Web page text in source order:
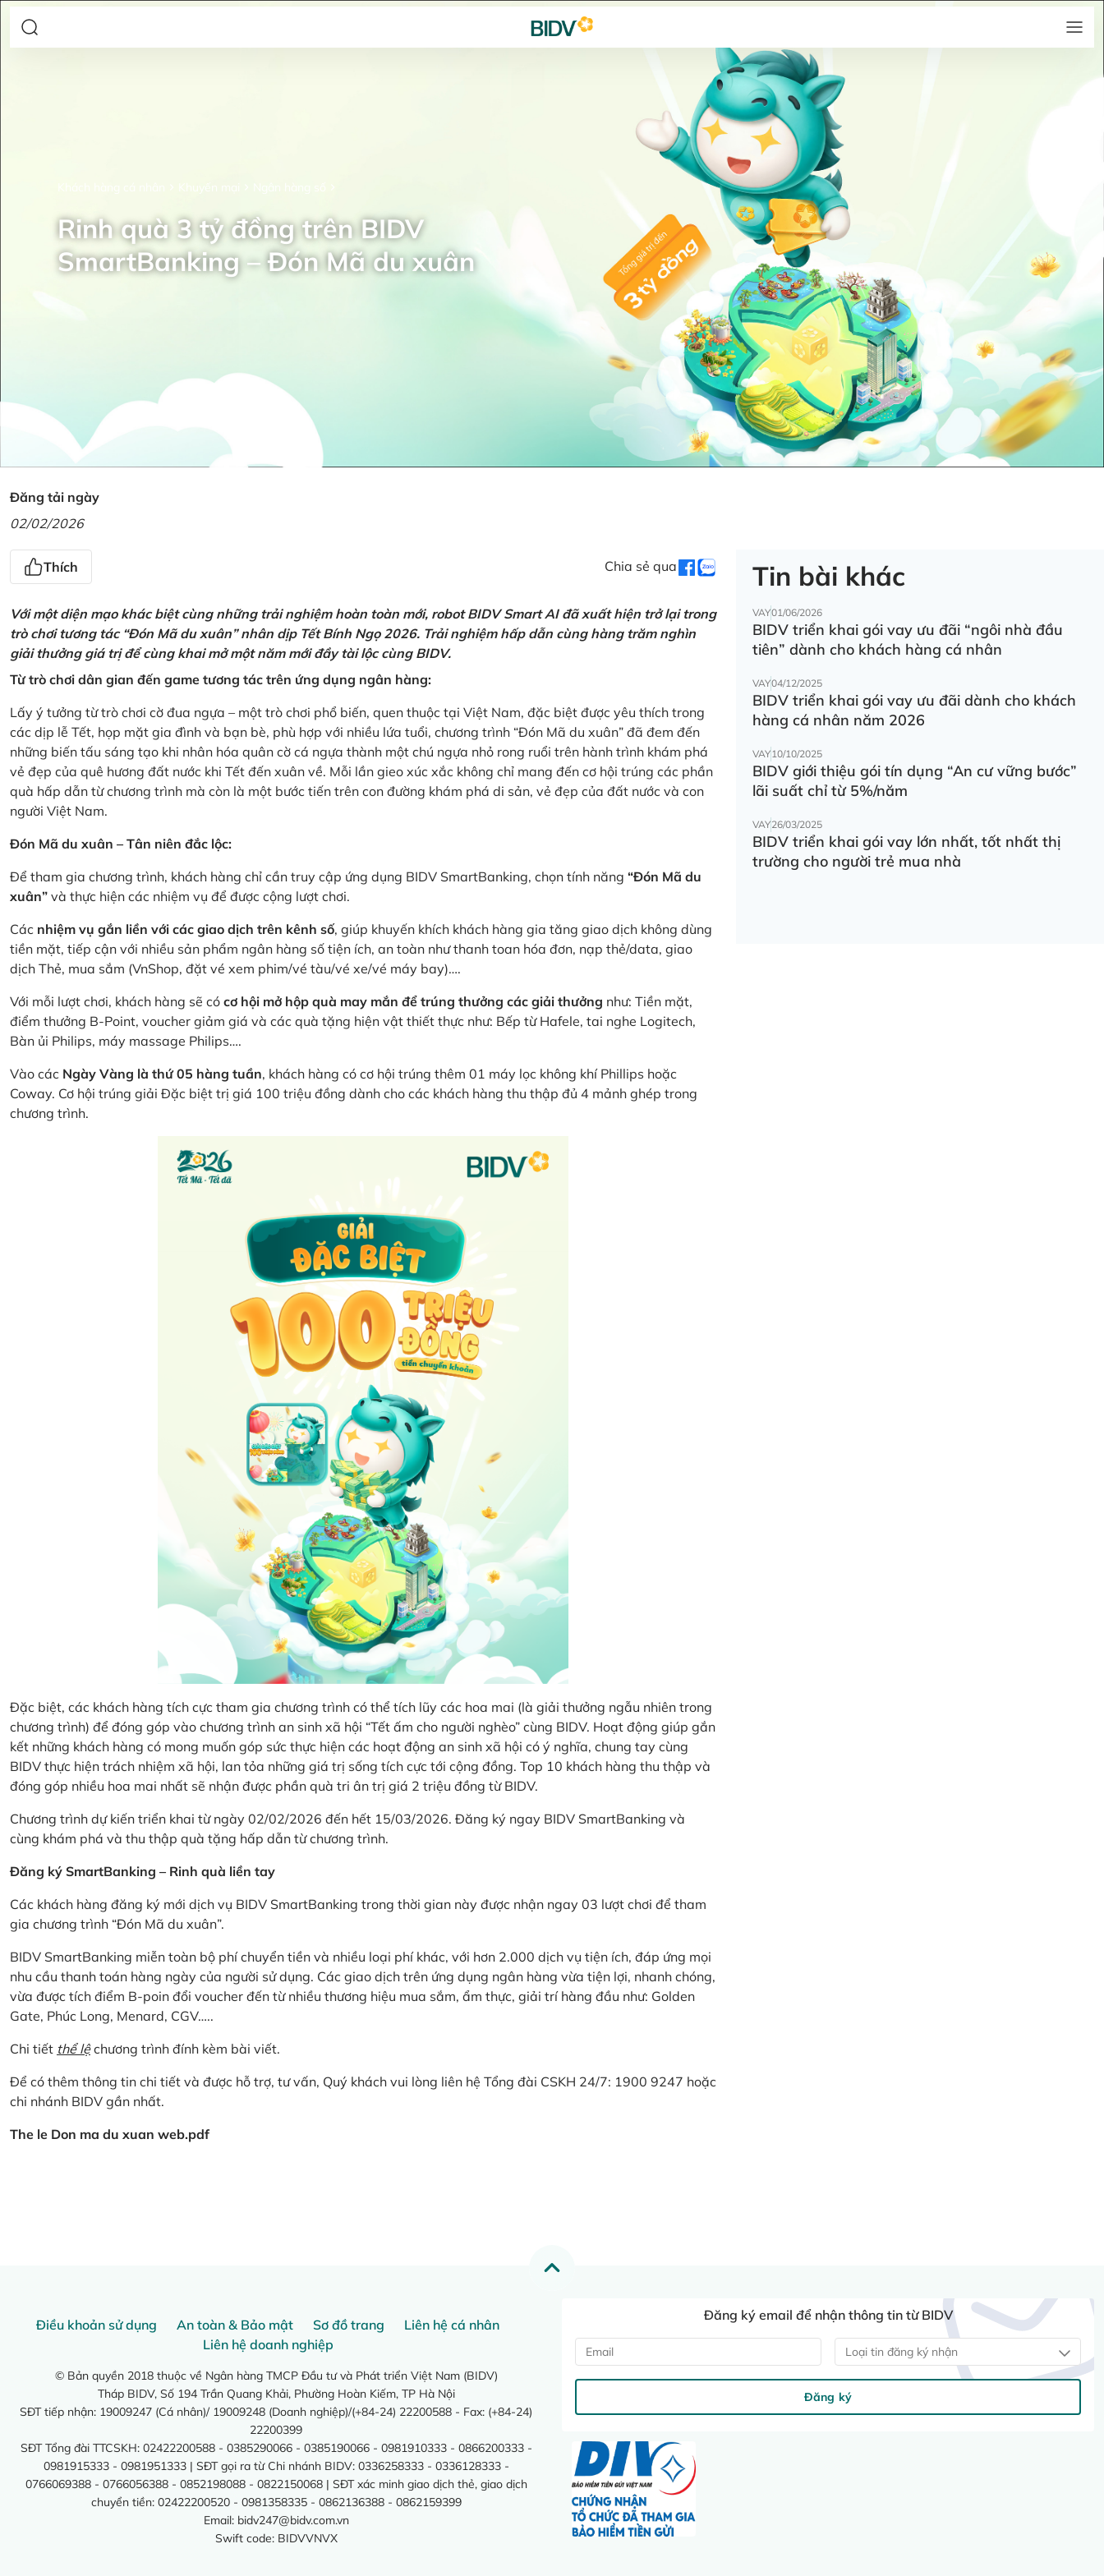
Khuyến mại Ngân hàng số
Rinh quà 3 tỷ đồng trên BIDV
SmartBanking – Đón Mã du xuân
Đăng tải ngày
02/02/2026
Thích Chia sẻ qua
Với một diện mạo khác biệt cùng những trải nghiệm hoàn toàn mới, robot BIDV Smart AI đã xuất hiện trở lại trong
trò chơi tương tác “Đón Mã du xuân” nhân dịp Tết Bính Ngọ 2026. Trải nghiệm hấp dẫn cùng hàng trăm nghìn
giải thưởng giá trị để cùng khai mở một năm mới đầy tài lộc cùng BIDV.
Từ trò chơi dân gian đến game tương tác trên ứng dụng ngân hàng:
Lấy ý tưởng từ trò chơi cờ đua ngựa – một trò chơi phổ biến, quen thuộc tại Việt Nam, đặc biệt được yêu thích trong
các dịp lễ Tết, họp mặt gia đình và bạn bè, phù hợp với nhiều lứa tuổi, chương trình “Đón Mã du xuân” đã đem đến
những biến tấu sáng tạo khi nhân hóa quân cờ cá ngựa thành một chú ngựa nhỏ rong ruổi trên hành trình khám phá
vẻ đẹp của quê hương đất nước khi Tết đến xuân về. Mỗi lần gieo xúc xắc không chỉ mang đến cơ hội trúng các phần
quà hấp dẫn từ chương trình mà còn là một bước tiến trên con đường khám phá di sản, vẻ đẹp của đất nước và con
người Việt Nam.
Đón Mã du xuân – Tân niên đắc lộc:
Để tham gia chương trình, khách hàng chỉ cần truy cập ứng dụng BIDV SmartBanking, chọn tính năng “Đón Mã du
xuân” và thực hiện các nhiệm vụ để được cộng lượt chơi.
Các nhiệm vụ gắn liền với các giao dịch trên kênh số, giúp khuyến khích khách hàng gia tăng giao dịch không dùng
tiền mặt, tiếp cận với nhiều sản phẩm ngân hàng số tiện ích, an toàn như thanh toan hóa đơn, nạp thẻ/data, giao
dịch Thẻ, mua sắm (VnShop, đặt vé xem phim/vé tàu/vé xe/vé máy bay)….
Với mỗi lượt chơi, khách hàng sẽ có cơ hội mở hộp quà may mắn để trúng thưởng các giải thưởng như: Tiền mặt,
điểm thưởng B-Point, voucher giảm giá và các quà tặng hiện vật thiết thực như: Bếp từ Hafele, tai nghe Logitech,
Bàn ủi Philips, máy massage Philips….
Vào các Ngày Vàng là thứ 05 hàng tuần, khách hàng có cơ hội trúng thêm 01 máy lọc không khí Phillips hoặc
Coway. Cơ hội trúng giải Đặc biệt trị giá 100 triệu đồng dành cho các khách hàng thu thập đủ 4 mảnh ghép trong
chương trình.
Đặc biệt, các khách hàng tích cực tham gia chương trình có thể tích lũy các hoa mai (là giải thưởng ngẫu nhiên trong
chương trình) để đóng góp vào chương trình an sinh xã hội “Tết ấm cho người nghèo” cùng BIDV. Hoạt động giúp gắn
kết những khách hàng có mong muốn góp sức thực hiện các hoạt động an sinh xã hội có ý nghĩa, chung tay cùng
BIDV thực hiện trách nhiệm xã hội, lan tỏa những giá trị sống tích cực tới cộng đồng. Top 10 khách hàng thu thập và
đóng góp nhiều hoa mai nhất sẽ nhận được phần quà tri ân trị giá 2 triệu đồng từ BIDV.
Chương trình dự kiến triển khai từ ngày 02/02/2026 đến hết 15/03/2026. Đăng ký ngay BIDV SmartBanking và
cùng khám phá và thu thập quà tặng hấp dẫn từ chương trình.
Đăng ký SmartBanking – Rinh quà liền tay
Các khách hàng đăng ký mới dịch vụ BIDV SmartBanking trong thời gian này được nhận ngay 03 lượt chơi để tham
gia chương trình “Đón Mã du xuân”.
BIDV SmartBanking miễn toàn bộ phí chuyển tiền và nhiều loại phí khác, với hơn 2.000 dịch vụ tiện ích, đáp ứng mọi
nhu cầu thanh toán hàng ngày của người sử dụng. Các giao dịch trên ứng dụng ngân hàng vừa tiện lợi, nhanh chóng,
vừa được tích điểm B-poin đổi voucher đến từ nhiều thương hiệu mua sắm, ẩm thực, giải trí hàng đầu như: Golden
Gate, Phúc Long, Menard, CGV…..
Chi tiết thể lệchương trình đính kèm bài viết.
Để có thêm thông tin chi tiết và được hỗ trợ, tư vấn, Quý khách vui lòng liên hệ Tổng đài CSKH 24/7: 1900 9247 hoặc
chi nhánh BIDV gần nhất.
The le Don ma du xuan web.pdf
Tin bài khác
VAY01/06/2026
BIDV triển khai gói vay ưu đãi “ngôi nhà đầu
tiên” dành cho khách hàng cá nhân
VAY04/12/2025
BIDV triển khai gói vay ưu đãi dành cho khách
hàng cá nhân năm 2026
VAY10/10/2025
BIDV giới thiệu gói tín dụng “An cư vững bước”
lãi suất chỉ từ 5%/năm
VAY26/03/2025
BIDV triển khai gói vay lớn nhất, tốt nhất thị
trường cho người trẻ mua nhà
Điều khoản sử dụng An toàn & Bảo mật Sơ đồ trang
Liên hệ cá nhân
Liên hệ doanh nghiệp
© Bản quyền 2018 thuộc về Ngân hàng TMCP Đầu tư và Phát triển Việt Nam (BIDV)
Tháp BIDV, Số 194 Trần Quang Khải, Phường Hoàn Kiếm, TP Hà Nội
SĐT tiếp nhận: 19009247 (Cá nhân)/ 19009248 (Doanh nghiệp)/(+84-24) 22200588 - Fax: (+84-24)
22200399
SĐT Tổng đài TTCSKH: 02422200588 - 0385290066 - 0385190066 - 0981910333 - 0866200333 -
0981915333 - 0981951333 | SĐT gọi ra từ Chi nhánh BIDV: 0336258333 - 0336128333 -
0766069388 - 0766056388 - 0852198088 - 0822150068 | SĐT xác minh giao dịch thẻ, giao dịch
chuyển tiền: 02422200520 - 0981358335 - 0862136388 - 0862159399
Email: bidv247@bidv.com.vn
Swift code: BIDVVNVX
Đăng ký email để nhận thông tin từ BIDV
Loại tin đăng ký nhận
Đăng ký